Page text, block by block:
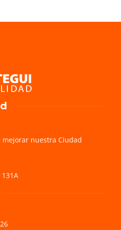
nuestra Ciudad
131A